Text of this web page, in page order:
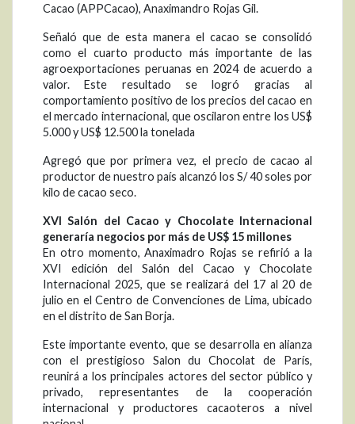
Cacao (APPCacao), Anaximandro Rojas Gil.
Señaló que de esta manera el cacao se consolidó
como el cuarto producto más importante de las
agroexportaciones peruanas en 2024 de acuerdo a
valor. Este resultado se logró gracias al
comportamiento positivo de los precios del cacao en
el mercado internacional, que oscilaron entre los US$
5.000 y US$ 12.500 la tonelada
Agregó que por primera vez, el precio de cacao al
productor de nuestro país alcanzó los S/ 40 soles por
kilo de cacao seco.
XVI Salón del Cacao y Chocolate Internacional
generaría negocios por más de US$ 15 millones
En otro momento, Anaximadro Rojas se refirió a la
XVI edición del Salón del Cacao y Chocolate
Internacional 2025, que se realizará del 17 al 20 de
julio en el Centro de Convenciones de Lima, ubicado
en el distrito de San Borja.
Este importante evento, que se desarrolla en alianza
con el prestigioso Salon du Chocolat de París,
reunirá a los principales actores del sector público y
privado, representantes de la cooperación
internacional y productores cacaoteros a nivel